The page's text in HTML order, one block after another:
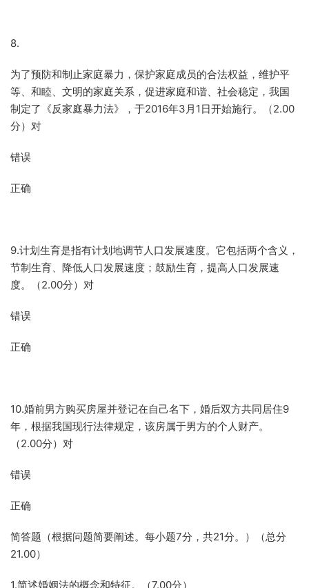
8.
为了预防和制止家庭暴力，保护家庭成员的合法权益，维护平
等、和睦、文明的家庭关系，促进家庭和谐、社会稳定，我国
制定了《反家庭暴力法》，于2016年3月1日开始施行。（2.00
分）对
错误
正确
9.计划生育是指有计划地调节人口发展速度。它包括两个含义，
节制生育、降低人口发展速度；鼓励生育，提高人口发展速
度。（2.00分）对
错误
正确
10.婚前男方购买房屋并登记在自己名下，婚后双方共同居住9
年，根据我国现行法律规定，该房属于男方的个人财产。
（2.00分）对
错误
正确
简答题（根据问题简要阐述。每小题7分，共21分。）（总分
21.00）
1.简述婚姻法的概念和特征。（7.00分）